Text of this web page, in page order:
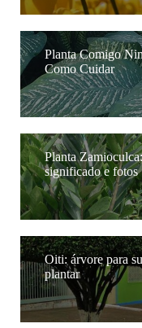
Planta Comigo
Como Cuidar
Planta
significado e fotos
Oiti: árvore para
plantar